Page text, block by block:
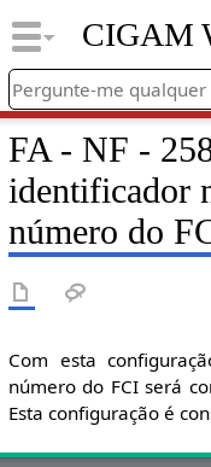
CIGAM
FA - NF -
identificador
número do
Com esta
número do FCI será
Esta configuração é